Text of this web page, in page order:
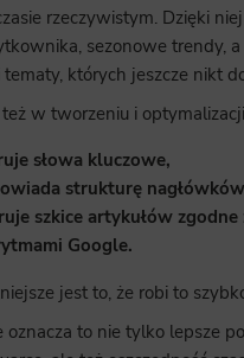
rzeczywistym. Dzięki
sezonowe trendy,
tematy, których jeszcze nikt
w tworzeniu i
słowa kluczowe,
strukturę
szkice artykułów
Google.
jest to, że robi to
to nie tylko lepsze